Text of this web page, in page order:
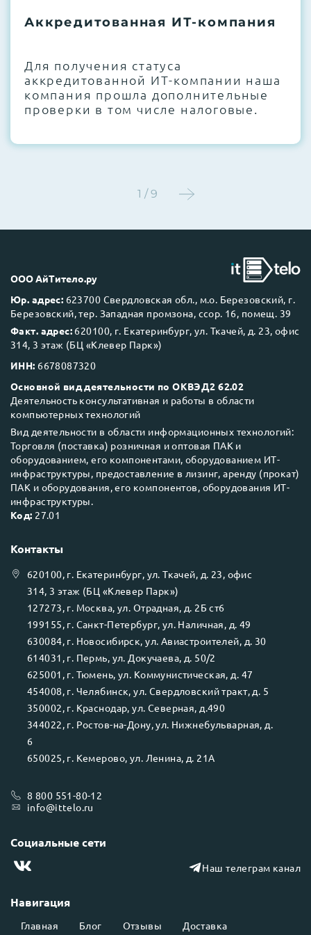
CMOS и вентиляторов при необходимости
нагрузкой в течение 72 часов для
проверки стабильности всех подсистем
Этап 5:
Next Business Day (NBD)
Аккредитованная ИТ-компания
Для получения статуса
аккредитованной ИТ-компании наша
компания прошла дополнительные
проверки в том числе налоговые.
1 / 9
ООО АйТитело.ру
Юр. адрес: 623700 Свердловская обл., м.о. Березовский, г.
Березовский, тер. Западная промзона, ссор. 16, помещ. 39
Факт. адрес: 620100, г. Екатеринбург, ул. Ткачей, д. 23, офис
314, 3 этаж (БЦ «Клевер Парк»)
ИНН: 6678087320
Основной вид деятельности по ОКВЭД2 62.02
Деятельность консультативная и работы в области
компьютерных технологий
Вид деятельности в области информационных технологий:
Торговля (поставка) розничная и оптовая ПАК и
оборудованием, его компонентами, оборудованием ИТ-
инфраструктуры, предоставление в лизинг, аренду (прокат)
ПАК и оборудования, его компонентов, оборудования ИТ-
инфраструктуры.
Код: 27.01
Навигация
Главная Блог Отзывы Доставка
Контакты
620100, г. Екатеринбург, ул.Ткачей, д. 23, офис
314, 3 этаж (БЦ «Клевер Парк»)
127273, г. Москва, ул. Отрадная, д. 2Б ст6
199155, г. Санкт-Петербург, ул. Наличная, д. 49
630084, г. Новосибирск, ул. Авиастроителей, д. 30
614031 , г. Пермь, ул. Докучаева, д. 50/2
625001 , г. Тюмень, ул. Коммунистическая, д. 47
454008, г. Челябинск, ул. Свердловский тракт, д. 5
350002, г. Краснодар, ул. Северная, д.490
344022, г. Ростов-на-Дону, ул. Нижнебульварная, д.
6
650025, г. Кемерово, ул. Ленина, д. 21А
8 800 551-80-12
info@ittelo.ru
Социальные сети
Наш телеграм канал